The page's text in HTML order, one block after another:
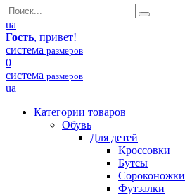
ua
Гость, привет!
система размеров
0
система размеров
ua
Категории товаров
Обувь
Для детей
Кроссовки
Бутсы
Сороконожки
Футзалки